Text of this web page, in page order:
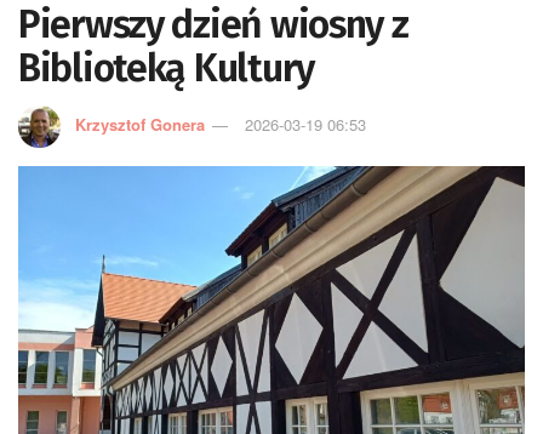
Pierwszy dzień wiosny z
Biblioteką Kultury
Krzysztof Gonera 2026-03-19 06:53